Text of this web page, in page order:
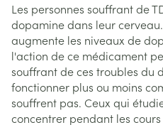
Les personnes souffrant de
dopamine dans leur
augmente les niveaux de
l'action de ce médicament
souffrant de ces troubles du
fonctionner plus ou moins
souffrent pas. Ceux qui
concentrer pendant les